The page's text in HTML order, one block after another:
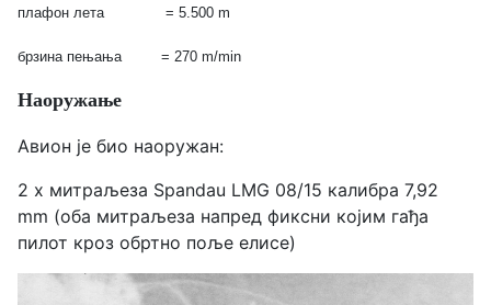
плафон лета = 5.500 m
брзина пењања = 270 m/min
Наоружање
Авион је био наоружан:
2 x митраљеза Spandau LMG 08/15 калибра 7,92
mm (оба митраљеза напред фиксни којим гађа
пилот кроз обртно поље елисе)